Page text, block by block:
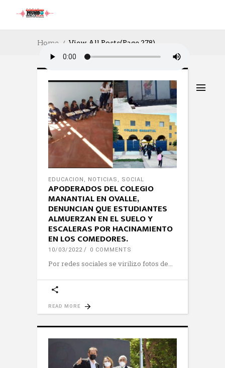
Home View All Posts(Page 278)
EDUCACION , NOTICIAS , SOCIAL
APODERADOS DEL COLEGIO
MANANTIAL EN OVALLE,
DENUNCIAN QUE ESTUDIANTES
ALMUERZAN EN EL SUELO Y
ESCALERAS POR HACINAMIENTO
EN LOS COMEDORES.
10/03/2022 0 COMMENTS
Por redes sociales se virilizo fotos de
READ MORE